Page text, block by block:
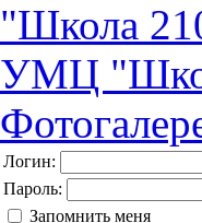
"Школа
УМЦ
Логин:
Пароль:
Запомнить меня